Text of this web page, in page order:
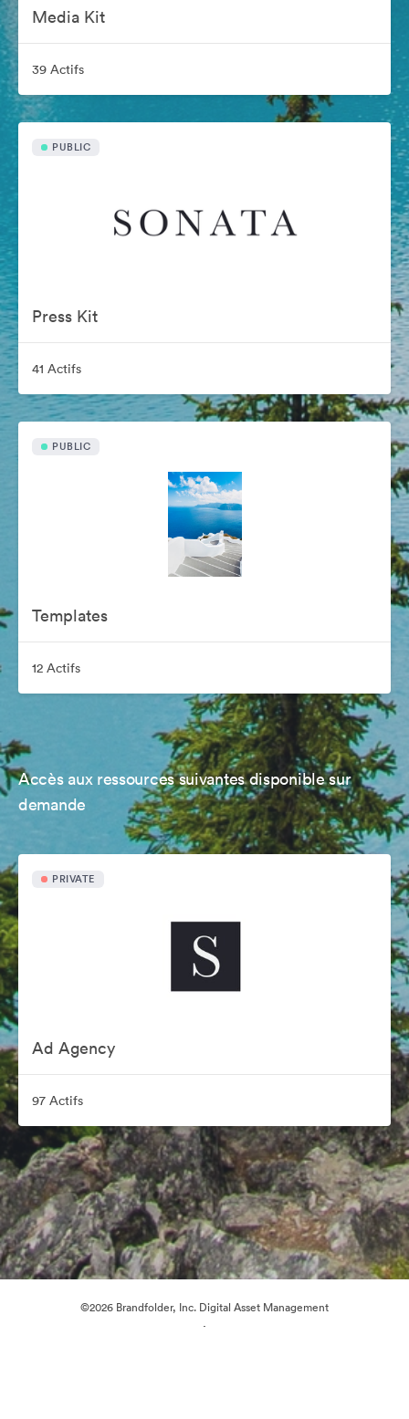
Media Kit
39 Actifs
PUBLIC
Press Kit
41 Actifs
PUBLIC
Templates
12 Actifs
Accès aux ressources suivantes disponible sur
demande
PRIVATE
Ad Agency
97 Actifs
©2026 Brandfolder, Inc. Digital Asset Management
·